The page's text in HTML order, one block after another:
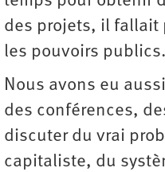
des projets, il fallait
les pouvoirs publics.
Nous avons eu
des conférences,
discuter du vrai
capitaliste, du